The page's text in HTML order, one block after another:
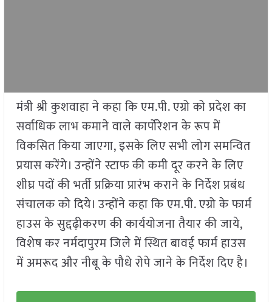
मंत्री श्री कुशवाहा ने कहा कि एम.पी. एग्रो को प्रदेश का
सर्वाधिक लाभ कमाने वाले कार्पोरेशन के रूप में
विकसित किया जाएगा, इसके लिए सभी लोग समन्वित
प्रयास करेंगे। उन्होंने स्टाफ की कमी दूर करने के लिए
शीघ्र पदों की भर्ती प्रक्रिया प्रारंभ कराने के निर्देश प्रबंध
संचालक को दिये। उन्होंने कहा कि एम.पी. एग्रो के फार्म
हाउस के सुद्दढ़ीकरण की कार्ययोजना तैयार की जाये,
विशेष कर नर्मदापुरम जिले में स्थित बावई फार्म हाउस
में अमरूद और नीबू के पौधे रोपे जाने के निर्देश दिए है।